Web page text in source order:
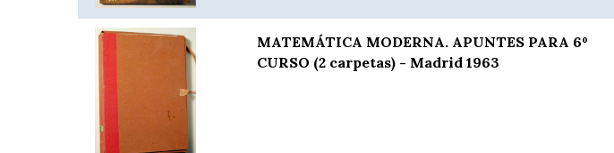
MATEMÁTICA MODERNA. APUNTES PARA 6º
CURSO (2 carpetas) - Madrid 1963